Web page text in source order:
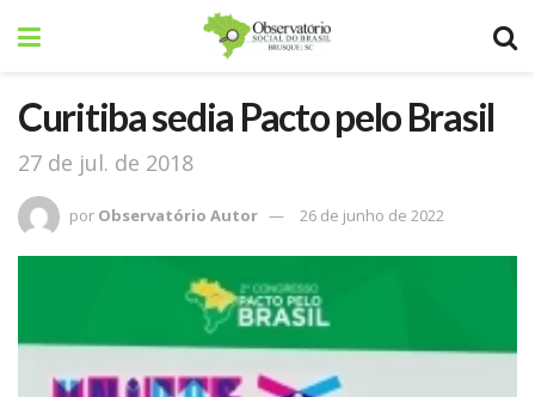
Curitiba sedia Pacto pelo Brasil
27 de jul. de 2018
por Observatório Autor 26 de junho de 2022